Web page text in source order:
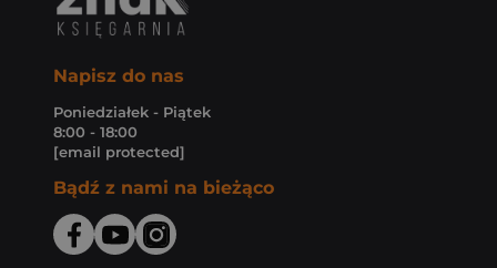
Napisz do nas
Poniedziałek - Piątek
8:00 - 18:00
[email protected]
Bądź z nami na bieżąco